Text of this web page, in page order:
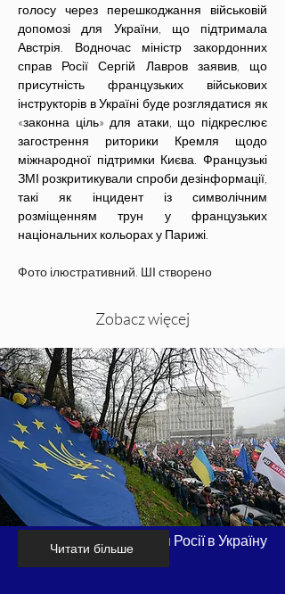
голосу через перешкоджання військовій
допомозі для України, що підтримала
Австрія. Водночас міністр закордонних
справ Росії Сергій Лавров заявив, що
присутність французьких військових
інструкторів в Україні буде розглядатися як
«законна ціль» для атаки, що підкреслює
загострення риторики Кремля щодо
міжнародної підтримки Києва. Французькі
ЗМІ розкритикували спроби дезінформації,
такі як інцидент із символічним
розміщенням трун у французьких
національних кольорах у Парижі.
Фото ілюстративний. ШІ створено
Zobacz więcej
Хронологія вторгнення Росії в Україну
Читати більше